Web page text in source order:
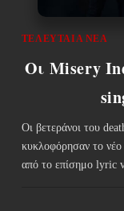
ΤΕΛΕΥΤΑΊΑ ΝΈΑ
Οι Misery
Οι βετεράνοι του
κυκλοφόρησαν το
από το επίσημο lyric